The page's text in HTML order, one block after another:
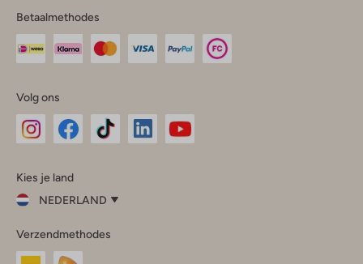
Betaalmethodes
Volg ons
InstagramFacebook
Kies je land
NEDERLAND
je
land
Verzendmethodes